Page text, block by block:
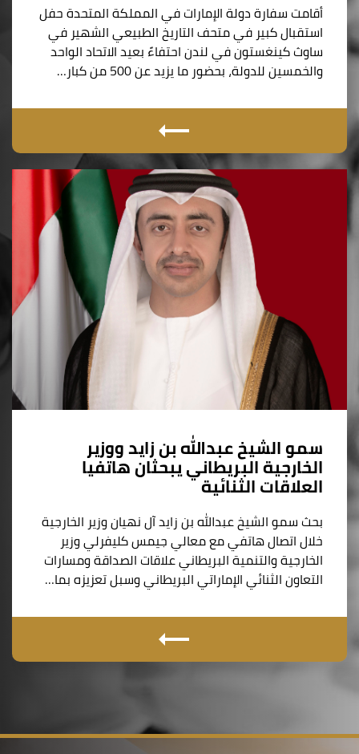
أقامت سفارة دولة الإمارات في المملكة المتحدة حفل
استقبال كبير في متحف التاريخ الطبيعي الشهير في
ساوث كينغستون في لندن احتفاءً بعيد الاتحاد الواحد
والخمسين للدولة، بحضور ما يزيد عن 500 من كبار…
سمو الشيخ عبدالله بن زايد ووزير
الخارجية البريطاني يبحثان هاتفيا
العلاقات الثنائية
بحث سمو الشيخ عبدالله بن زايد آل نهيان وزير الخارجية
خلال اتصال هاتفي مع معالي جيمس كليفرلي وزير
الخارجية والتنمية البريطاني علاقات الصداقة ومسارات
التعاون الثنائي الإماراتي البريطاني وسبل تعزيزه بما…